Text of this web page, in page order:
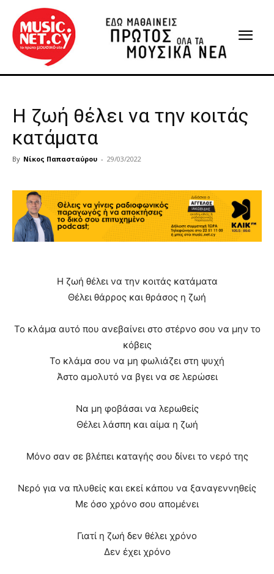
Η ζωή θέλει να την κοιτάς
κατάματα
By Νίκος Παπασταύρου - 29/03/2022
Η ζωή θέλει να την κοιτάς κατάματα
Θέλει θάρρος και θράσος η ζωή
Το κλάμα αυτό που ανεβαίνει στο στέρνο σου να μην το
κόβεις
Το κλάμα σου να μη φωλιάζει στη ψυχή
Άστο αμολυτό να βγει να σε λερώσει
Να μη φοβάσαι να λερωθείς
Θέλει λάσπη και αίμα η ζωή
Μόνο σαν σε βλέπει καταγής σου δίνει το νερό της
Νερό για να πλυθείς και εκεί κάπου να ξαναγεννηθείς
Με όσο χρόνο σου απομένει
Γιατί η ζωή δεν θέλει χρόνο
Δεν έχει χρόνο